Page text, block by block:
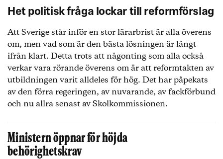
Het politisk fråga lockar till reformförslag
Att Sverige står inför en stor lärarbrist är alla överens
om, men vad som är den bästa lösningen är långt
ifrån klart. Detta trots att någonting som alla också
verkar vara rörande överens om är att reformtakten av
utbildningen varit alldeles för hög. Det har påpekats
av den förra regeringen, av nuvarande, av fackförbund
och nu allra senast av Skolkommissionen.
Ministern öppnar för höjda
behörighetskrav